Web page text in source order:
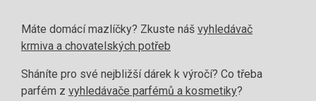
Máte domácí mazlíčky? Zkuste náš vyhledávač
krmiva a chovatelských potřeb
Sháníte pro své nejbližší dárek k výročí? Co třeba
parfém z vyhledávače parfémů a kosmetiky?